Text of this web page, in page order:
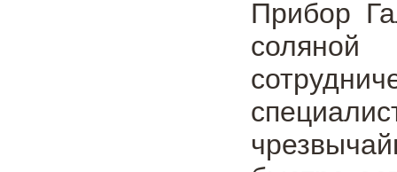
Прибор
соляной